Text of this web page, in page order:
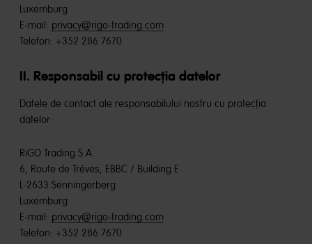
Luxemburg
E-mail: privacy@rigo-trading.com
Telefon: +352 286 7670
II. Responsabil cu protecția datelor
Datele de contact ale responsabilului nostru cu protecția
datelor:
RiGO Trading S.A.
6, Route de Trèves, EBBC / Building E
L-2633 Senningerberg
Luxemburg
E-mail: privacy@rigo-trading.com
Telefon: +352 286 7670